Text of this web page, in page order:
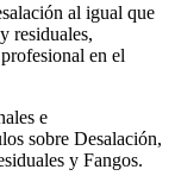
al igual que
residuales,
en el
e
sobre Desalación,
y Fangos.